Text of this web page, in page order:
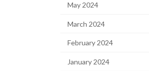
May 2024
March 2024
February 2024
January 2024